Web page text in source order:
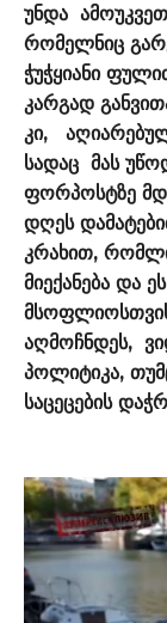
უნდა
რომელნიც
ჭუჭყიანი
კარგად
კი,
სადაც მას
ფორპოსტზე
დღეს
კრახით,
მიექანება და
აღმოჩნდეს,
პოლიტიკა,
საცეცების